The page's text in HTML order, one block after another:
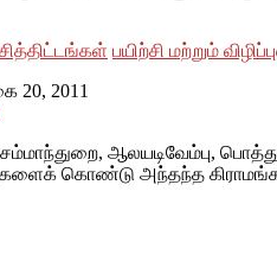
பயிற்சி மற்றும்
20, 2011
ஆலயடிவேம்பு,
கொண்டு அந்தந்த கிராமங்களில்